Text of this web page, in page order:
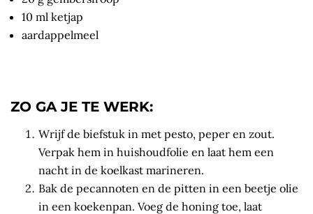
10 ml ketjap
aardappelmeel
ZO GA JE TE WERK:
Wrijf de biefstuk in met pesto, peper en zout.
Verpak hem in huishoudfolie en laat hem een
nacht in de koelkast marineren.
Bak de pecannoten en de pitten in een beetje olie
in een koekenpan. Voeg de honing toe, laat